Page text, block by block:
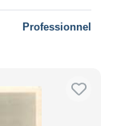
Professionnel